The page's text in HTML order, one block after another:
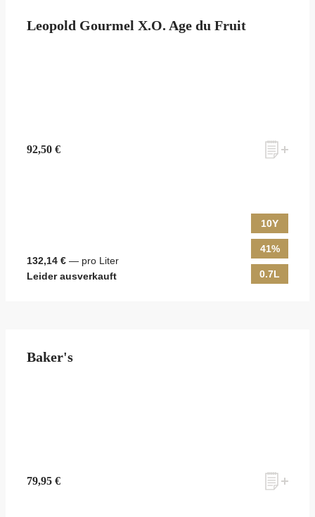
Leopold Gourmel X.O. Age du Fruit
92,50 €
132,14 € — pro Liter
Leider ausverkauft
10Y
41%
0.7L
Baker's
79,95 €
Möchten Sie ein für Newsletter-Abonnenten exklusives Monats-
gehalten werden? Dann melden Sie sich hier für unseren Newsletter